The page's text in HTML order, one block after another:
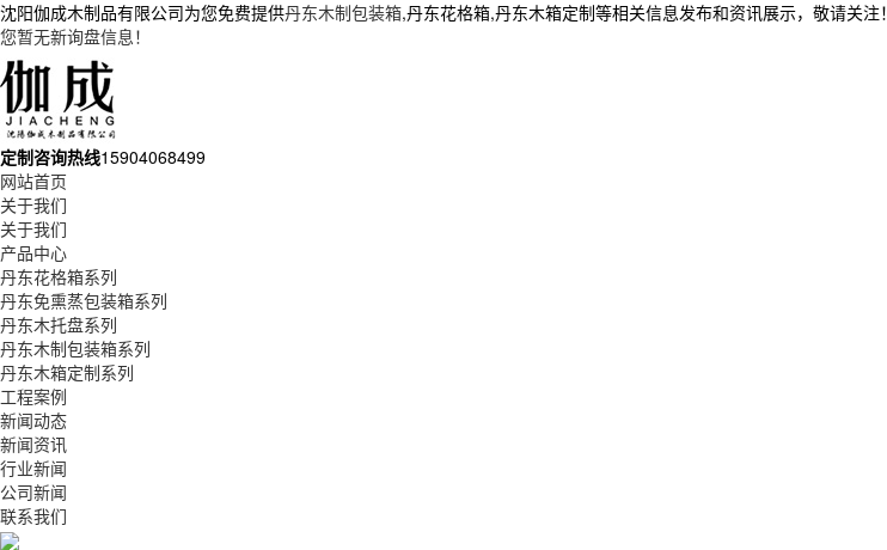
沈阳伽成木制品有限公司为您免费提供丹东木制包装箱,丹东花格箱,丹东木箱定制等相关信息发布和资讯展示，敬请关注！
您暂无新询盘信息！
定制咨询热线15904068499
网站首页
关于我们
关于我们
产品中心
丹东花格箱系列
丹东免熏蒸包装箱系列
丹东木托盘系列
丹东木制包装箱系列
丹东木箱定制系列
工程案例
新闻动态
新闻资讯
行业新闻
公司新闻
联系我们